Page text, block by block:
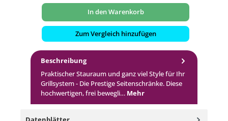
In den Warenkorb
Zum Vergleich hinzufügen
Beschreibung
Praktischer Stauraum und ganz viel Style für Ihr
Grillsystem - Die Prestige Seitenschränke. Diese
hochwertigen, frei bewegli… Mehr